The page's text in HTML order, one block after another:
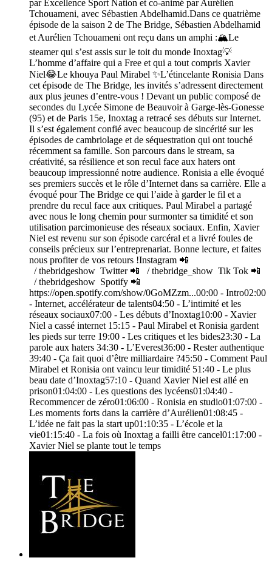
par Excellence Sport Nation et co-animé par Aurélien
Tchouameni, avec Sébastien Abdelhamid.Dans ce quatrième
épisode de la saison 2 de The Bridge, Sébastien Abdelhamid
et Aurélien Tchouameni ont reçu dans un amphi :🏔️Le
steamer qui s’est assis sur le toit du monde Inoxtag💡
L’homme d’affaire qui a Free et qui a tout compris Xavier
Niel😂Le khouya Paul Mirabel ✨L’étincelante Ronisia Dans
cet épisode de The Bridge, les invités s’adressent directement
aux plus jeunes d’entre-vous ! Devant un public composé de
secondes du Lycée Simone de Beauvoir à Garge-lès-Gonesse
(95) et de Paris 15e, Inoxtag a retracé ses débuts sur Internet.
Il s’est également confié avec beaucoup de sincérité sur les
épisodes de cambriolage et de séquestration qui ont touché
récemment sa famille. Son parcours dans le stream, sa
créativité, sa résilience et son recul face aux haters ont
beaucoup impressionné notre audience. Ronisia a elle évoqué
ses premiers succès et le rôle d’Internet dans sa carrière. Elle a
évoqué pour The Bridge ce qui l’aide à garder le fil et a
prendre du recul face aux critiques. Paul Mirabel a partagé
avec nous le long chemin pour surmonter sa timidité et son
utilisation parcimonieuse des réseaux sociaux. Enfin, Xavier
Niel est revenu sur son épisode carcéral et a livré foules de
conseils précieux sur l’entreprenariat. Bonne lecture, et faites
nous profiter de vos retours !Instagram 📲
/ thebridgeshow Twitter 📲 / thebridge_show Tik Tok 📲
/ thebridgeshow Spotify 📲
https://open.spotify.com/show/0GoMZzm...00:00 - Intro02:00
- Internet, accélérateur de talents04:50 - L’intimité et les
réseaux sociaux07:00 - Les débuts d’Inoxtag10:00 - Xavier
Niel a cassé internet 15:15 - Paul Mirabel et Ronisia gardent
les pieds sur terre 19:00 - Les critiques et les bides23:30 - La
parole aux haters 34:30 - L’Everest36:00 - Rester authentique
39:40 - Ça fait quoi d’être milliardaire ?45:50 - Comment Paul
Mirabel et Ronisia ont vaincu leur timidité 51:40 - Le plus
beau date d’Inoxtag57:10 - Quand Xavier Niel est allé en
prison01:04:00 - Les questions des lycéens01:04:40 -
Recommencer de zéro01:06:00 - Ronisia en studio01:07:00 -
Les moments forts dans la carrière d’Aurélien01:08:45 -
L’idée ne fait pas la start up01:10:35 - L’école et la
vie01:15:40 - La fois où Inoxtag a failli être cancel01:17:00 -
Xavier Niel se plante tout le temps